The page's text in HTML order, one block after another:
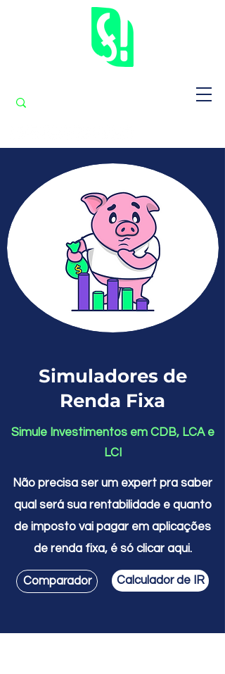
Simuladores de
Renda Fixa
Simule Investimentos em CDB, LCA e
LCI
Não precisa ser um expert pra saber
qual será sua rentabilidade e quanto
de imposto vai pagar em aplicações
de renda fixa, é só clicar aqui.
Comparador Calculador de IR